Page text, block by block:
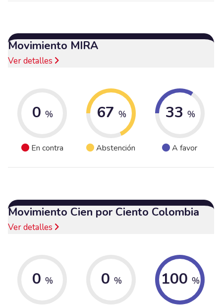
Movimiento MIRA
Ver detalles
0 %
En contra
67 %
Abstención
33 %
A favor
Movimiento Cien por Ciento Colombia
Ver detalles
0 % 0 % 100 %